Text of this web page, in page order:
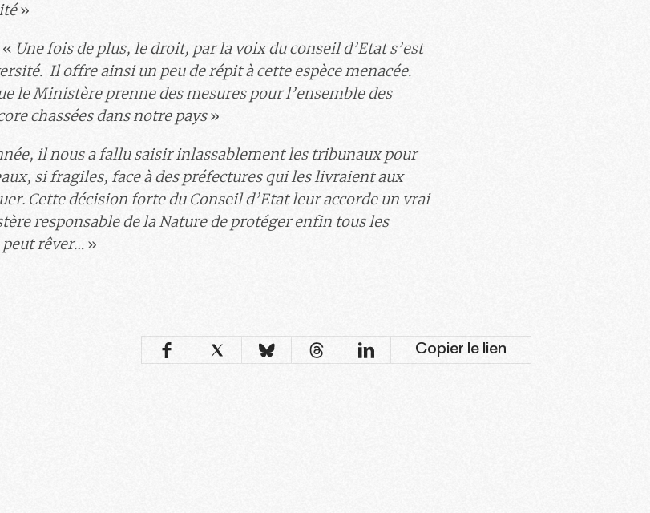
»
Une fois de plus, le droit, par la voix du conseil d’Etat s’est
Il offre ainsi un peu de répit à cette espèce menacée.
le Ministère prenne des mesures pour l’ensemble des
chassées dans notre pays»
il nous a fallu saisir inlassablement les tribunaux pour
si fragiles, face à des préfectures qui les livraient aux
Cette décision forte du Conseil d’Etat leur accorde un vrai
responsable de la Nature de protéger enfin tous les
rêver…»
Copier le lien